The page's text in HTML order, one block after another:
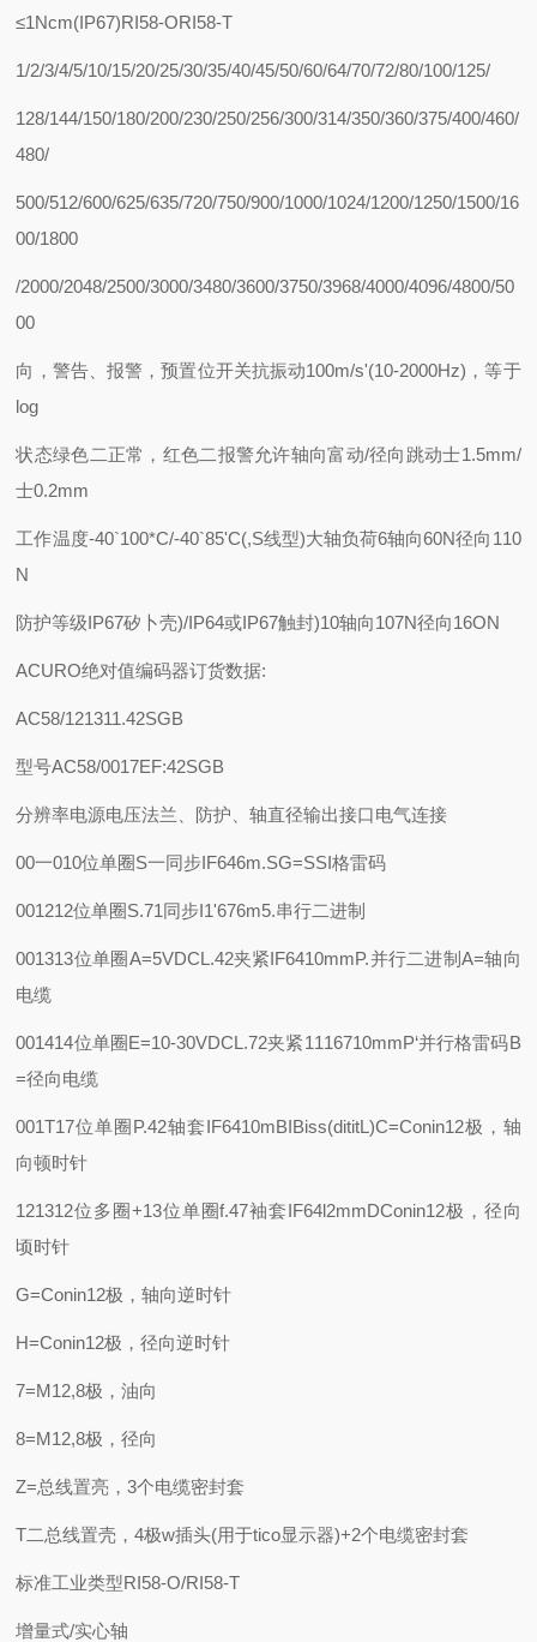
≤1Ncm(IP67)RI58-ORI58-T
1/2/3/4/5/10/15/20/25/30/35/40/45/50/60/64/70/72/80/100/125/
128/144/150/180/200/230/250/256/300/314/350/360/375/400/460/
480/
500/512/600/625/635/720/750/900/1000/1024/1200/1250/1500/16
00/1800
/2000/2048/2500/3000/3480/3600/3750/3968/4000/4096/4800/50
00
向，警告、报警，预置位开关抗振动100m/s'(10-2000Hz)，等于
log
状态绿色二正常，红色二报警允许轴向富动/径向跳动士1.5mm/
士0.2mm
工作温度-40`100*C/-40`85'C(,S线型)大轴负荷6轴向60N径向110
N
防护等级IP67矽卜壳)/IP64或IP67触封)10轴向107N径向16ON
ACURO绝对值编码器订货数据:
AC58/121311.42SGB
型号AC58/0017EF:42SGB
分辨率电源电压法兰、防护、轴直径输出接口电气连接
00一010位单圈S一同步IF646m.SG=SSI格雷码
001212位单圈S.71同步I1'676m5.串行二进制
001313位单圈A=5VDCL.42夹紧IF6410mmP.并行二进制A=轴向
电缆
001414位单圈E=10-30VDCL.72夹紧1116710mmP‘并行格雷码B
=径向电缆
001T17位单圈 P.42轴套IF6410mBIBiss(dititL)C=Conin12极，轴
向顿时针
121312位多圈+13位单圈f.47袖套IF64l2mmDConin12极，径向
顷时针
G=Conin12极，轴向逆时针
H=Conin12极，径向逆时针
7=M12,8极，油向
8=M12,8极，径向
Z=总线置亮，3个电缆密封套
T二总线置壳，4极w插头(用于tico显示器)+2个电缆密封套
标准工业类型RI58-O/RI58-T
增量式/实心轴